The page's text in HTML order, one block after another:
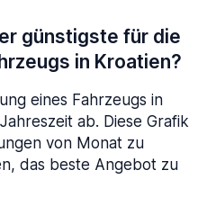
günstigste für die
in Kroatien?
eines Fahrzeugs in
ab. Diese Grafik
von Monat zu
das beste Angebot zu